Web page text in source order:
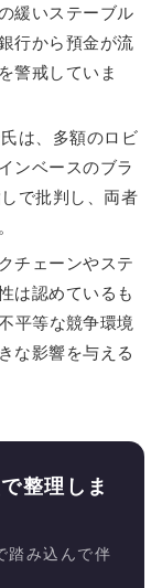
緩いステーブル
行から預金が流
警戒していま
は、多額のロビ
ンベースのブラ
で批判し、両者
チェーンやステ
は認めているも
平等な競争環境
な影響を与える
整理しま
踏み込んで伴